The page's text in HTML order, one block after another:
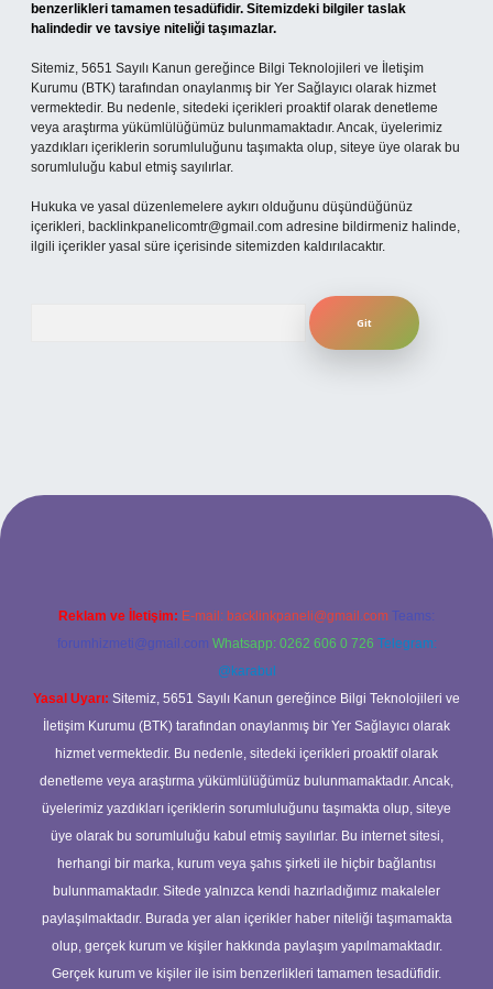
benzerlikleri tamamen tesadüfidir. Sitemizdeki bilgiler taslak
halindedir ve tavsiye niteliği taşımazlar.
Sitemiz, 5651 Sayılı Kanun gereğince Bilgi Teknolojileri ve İletişim
Kurumu (BTK) tarafından onaylanmış bir Yer Sağlayıcı olarak hizmet
vermektedir. Bu nedenle, sitedeki içerikleri proaktif olarak denetleme
veya araştırma yükümlülüğümüz bulunmamaktadır. Ancak, üyelerimiz
yazdıkları içeriklerin sorumluluğunu taşımakta olup, siteye üye olarak bu
sorumluluğu kabul etmiş sayılırlar.
Hukuka ve yasal düzenlemelere aykırı olduğunu düşündüğünüz
içerikleri, backlinkpanelicomtr@gmail.com adresine bildirmeniz halinde,
ilgili içerikler yasal süre içerisinde sitemizden kaldırılacaktır.
giriş adresi
Reklam ve İletişim: E-mail: backlinkpaneli@gmail.com Teams:
forumhizmeti@gmail.com Whatsapp: 0262 606 0 726 Telegram:
@karabul
Yasal Uyarı: Sitemiz, 5651 Sayılı Kanun gereğince Bilgi Teknolojileri ve
İletişim Kurumu (BTK) tarafından onaylanmış bir Yer Sağlayıcı olarak
hizmet vermektedir. Bu nedenle, sitedeki içerikleri proaktif olarak
denetleme veya araştırma yükümlülüğümüz bulunmamaktadır. Ancak,
üyelerimiz yazdıkları içeriklerin sorumluluğunu taşımakta olup, siteye
üye olarak bu sorumluluğu kabul etmiş sayılırlar. Bu internet sitesi,
herhangi bir marka, kurum veya şahıs şirketi ile hiçbir bağlantısı
bulunmamaktadır. Sitede yalnızca kendi hazırladığımız makaleler
paylaşılmaktadır. Burada yer alan içerikler haber niteliği taşımamakta
olup, gerçek kurum ve kişiler hakkında paylaşım yapılmamaktadır.
Gerçek kurum ve kişiler ile isim benzerlikleri tamamen tesadüfidir.